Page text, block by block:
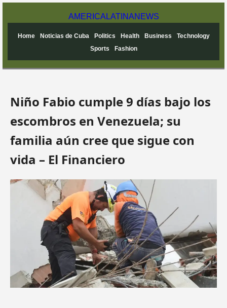
AMERICA LATINANEWS
Home Noticias de Cuba Politics Health Business
Technology
Sports
Fashion
Niño Fabio cumple 9 días bajo los
escombros en Venezuela; su
familia aún cree que sigue con
vida – El Financiero